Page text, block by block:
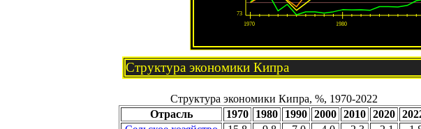
Структура экономики Кипра
Структура экономики Кипра, %, 1970-2022
Отрасль
1970 1980 1990 2000 2010 2020